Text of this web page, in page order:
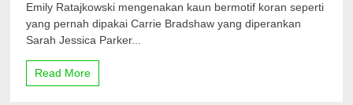
Ratajkowski
Tiru
Emily Ratajkowski mengenakan kaun bermotif koran seperti
yang pernah dipakai Carrie Bradshaw yang diperankan
Sarah Jessica Parker...
Read More